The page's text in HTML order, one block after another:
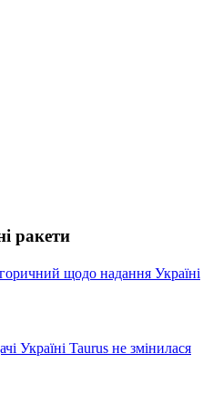
ракети
щодо надання Україні
Україні Taurus не змінилася